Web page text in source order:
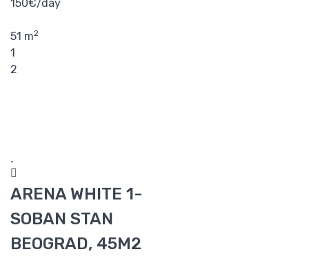
150€/day
51 m2
1
2
ARENA WHITE 1-
SOBAN STAN
BEOGRAD, 45M2